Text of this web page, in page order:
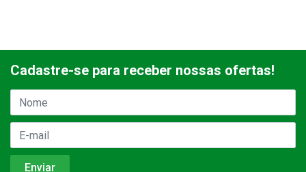
Cadastre-se para receber nossas ofertas!